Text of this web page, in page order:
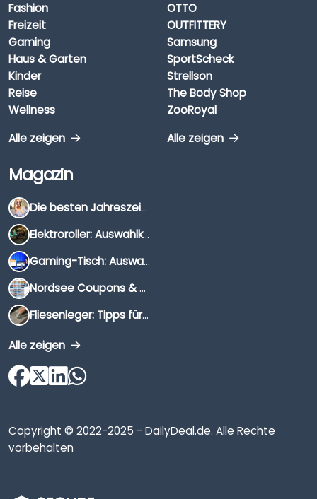
Fashion
Freizeit
Gaming
Haus & Garten
Kinder
Reise
Wellness
Alle zeigen
OTTO
OUTFITTERY
Samsung
SportScheck
Strellson
The Body Shop
ZooRoyal
Alle zeigen
Magazin
Die besten Jahreszeiten für Schnäppchenjäger
Elektroroller: Auswahlkriterien, Unterschiede & Tipps
Gaming-Tisch: Auswahlkriterien, Unterschiede & Tipps
Nordsee Coupons & Gutscheine 2026
Fliesenleger: Tipps für die Auswahl
Alle zeigen
Copyright © 2022-2025 - DailyDeal.de. Alle Rechte
vorbehalten